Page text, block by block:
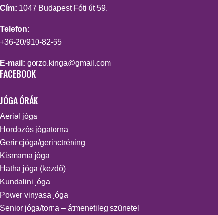
Cím: 1047 Budapest Fóti út 59.
Telefon:
+36-20/910-82-65
E-mail: gorzo.kinga@gmail.com
FACEBOOK
JÓGA ÓRÁK
Aerial jóga
Hordozós jógatorna
Gerincjóga/gerinctréning
Kismama jóga
Hatha jóga (kezdő)
Kundalini jóga
Power vinyasa jóga
Senior jóga/torna – átmenetileg szünetel